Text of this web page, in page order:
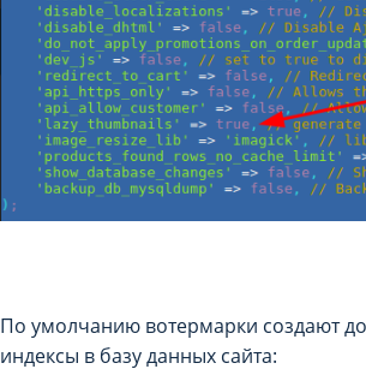
По умолчанию вотермарки создают
индексы в базу данных сайта: